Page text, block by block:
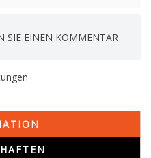
SIE EINEN KOMMENTAR